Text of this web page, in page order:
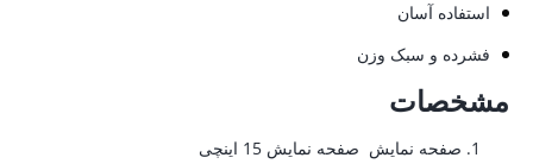
استفاده آسان
فشرده و سبک وزن
مشخصات
صفحه نمایش صفحه نمایش 15 اینچی